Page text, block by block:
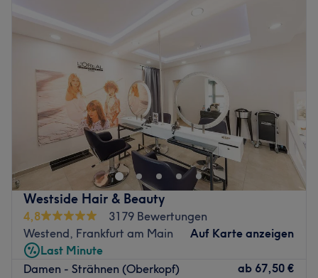
Westside Hair & Beauty
4,8
3179 Bewertungen
Westend, Frankfurt am Main
Auf Karte anzeigen
Last Minute
Damen - Strähnen (Oberkopf)
ab 67,50 €